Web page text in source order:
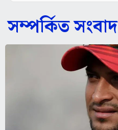
সম্পর্কিত সংবাদ